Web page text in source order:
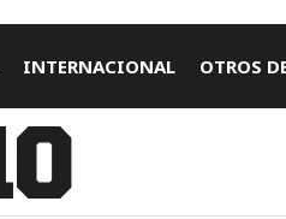
INTERNACIONAL OTROS